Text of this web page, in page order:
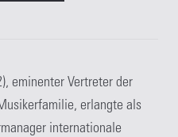
eminenter Vertreter der
erlangte als
internationale